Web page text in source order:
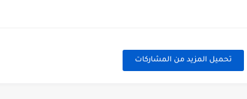
تحميل المزيد من المشاركات